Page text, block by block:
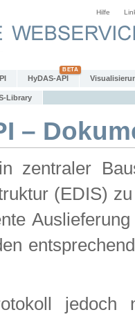
Hilfe
HyDAS-API
Library
–
zentraler
(EDIS)
jedoch